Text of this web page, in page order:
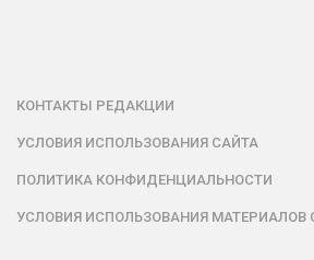
КОНТАКТЫ РЕДАКЦИИ
УСЛОВИЯ ИСПОЛЬЗОВАНИЯ САЙТА
ПОЛИТИКА КОНФИДЕНЦИАЛЬНОСТИ
УСЛОВИЯ ИСПОЛЬЗОВАНИЯ МАТЕРИАЛОВ